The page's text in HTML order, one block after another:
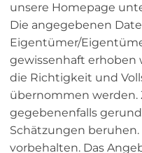
unsere Homepage
Die angegebenen
Eigentümer/
gewissenhaft erhoben
die Richtigkeit und
übernommen werden.
gegebenenfalls
Schätzungen
vorbehalten. Das